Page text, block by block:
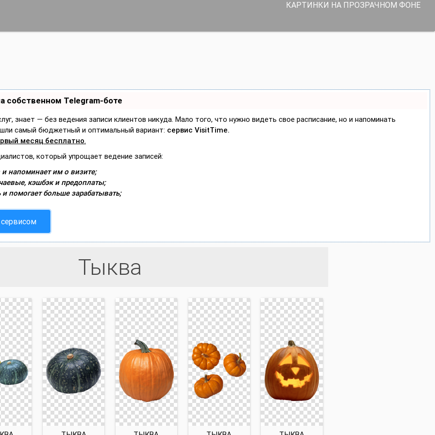
КАРТИНКИ НА ПРОЗРАЧНОМ ФОНЕ
собственном Telegram-боте
знает — без ведения записи клиентов никуда. Мало того, что нужно видеть свое расписание, но и напоминать
самый бюджетный и оптимальный вариант: сервис VisitTime.
месяц бесплатно.
который упрощает ведение записей:
напоминает им о визите;
кэшбэк и предоплаты;
помогает больше зарабатывать;
Тыква